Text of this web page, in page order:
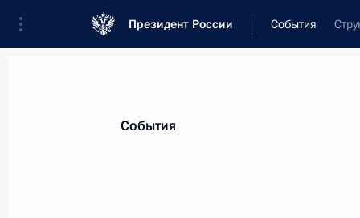
Президент России События
Новости
События